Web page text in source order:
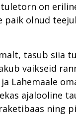
tuletorn on
paik olnud
tasub siia
vaikseid
Lahemaale
ajalooline
ning